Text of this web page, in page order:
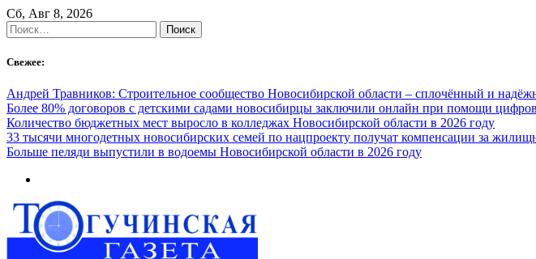
Skip
to
content
Сб, Авг 8, 2026
Найти:
Свежее:
Андрей Травников: Строительное сообщество Новосибирской области – сплочённый и
Более 80% договоров с детскими садами новосибирцы заключили онлайн при помощи
Количество бюджетных мест выросло в колледжах Новосибирской области в 2026 году
33 тысячи многодетных новосибирских семей по нацпроекту получат компенсации за
Больше пеляди выпустили в водоемы Новосибирской области в 2026 году